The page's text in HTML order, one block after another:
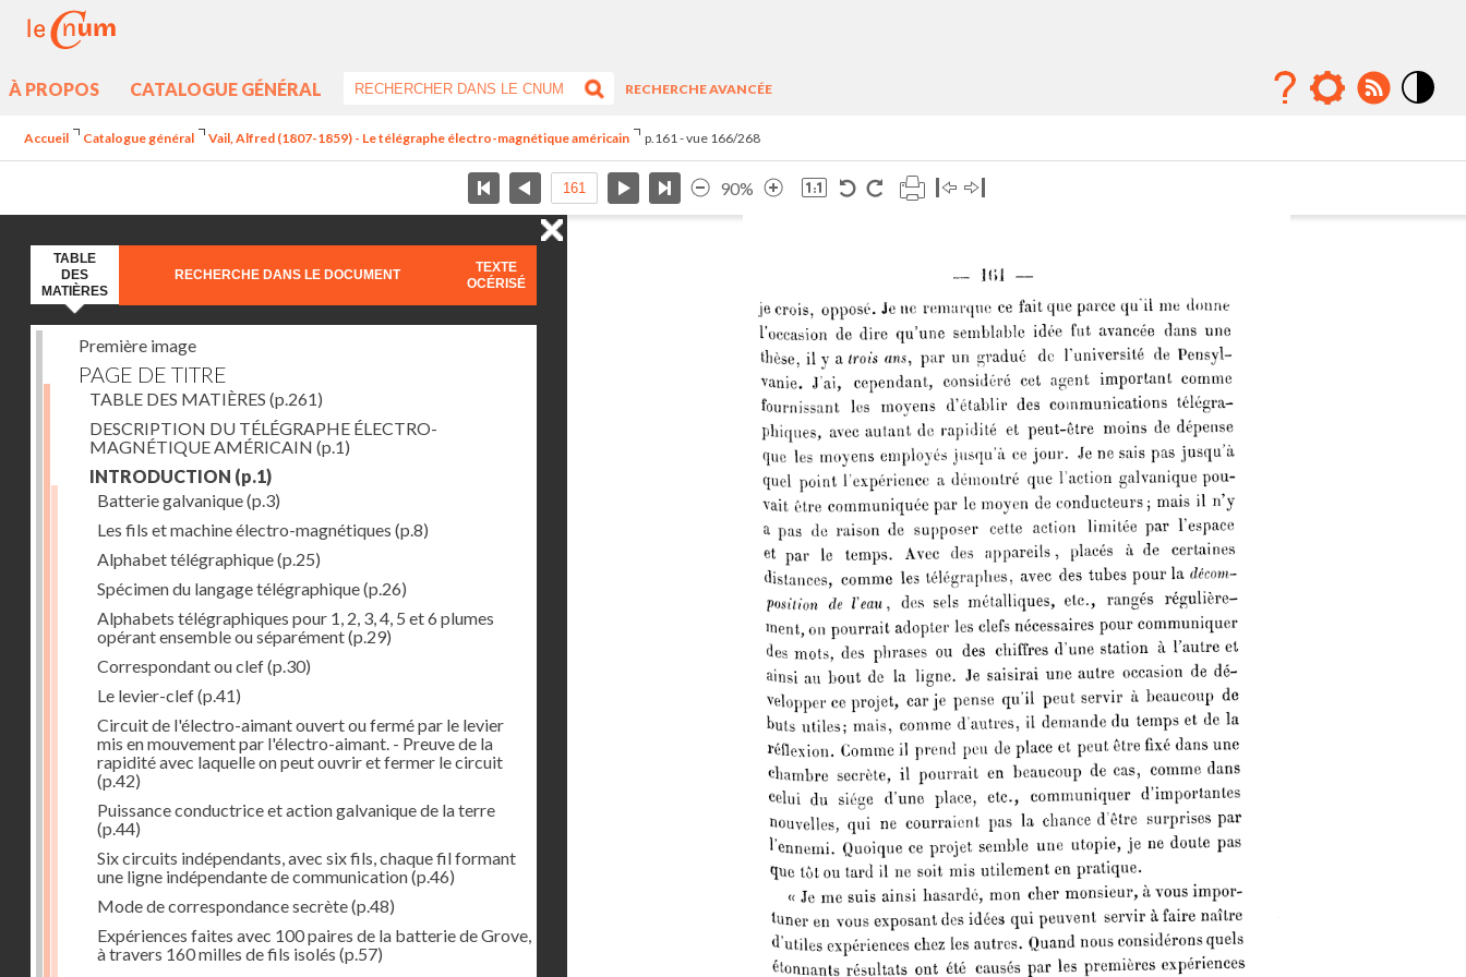
À PROPOS CATALOGUE GÉNÉRAL
RECHERCHE AVANCÉE
Accueil Catalogue général Vail, Alfred (1807-1859) - Le télégraphe électro-magnétique américain p.161 - vue 166/268
90%
TABLE
DES
MATIÈRES
RECHERCHE DANS LE DOCUMENT
TEXTE
OCÉRISÉ
Première image
PAGE DE TITRE
TABLE DES MATIÈRES (p.261)
DESCRIPTION DU TÉLÉGRAPHE ÉLECTRO-
MAGNÉTIQUE AMÉRICAIN (p.1)
INTRODUCTION (p.1)
Batterie galvanique(p.3)
Les fils et machine électro-magnétiques (p.8)
Alphabet télégraphique(p.25)
Spécimen du langage télégraphique(p.26)
Alphabets télégraphiques pour 1, 2, 3, 4, 5 et 6 plumes
opérant ensemble ou séparément(p.29)
Correspondant ou clef(p.30)
Le levier-clef(p.41)
Circuit de l'électro-aimant ouvert ou fermé par le levier
mis en mouvement par l'électro-aimant. - Preuve de la
rapidité avec laquelle on peut ouvrir et fermer le circuit
(p.42)
Puissance conductrice et action galvanique de la terre
(p.44)
Six circuits indépendants, avec six fils, chaque fil formant
une ligne indépendante de communication(p.46)
Mode de correspondance secrète(p.48)
Expériences faites avec 100 paires de la batterie de Grove,
à travers 160 milles de fils isolés (p.57)